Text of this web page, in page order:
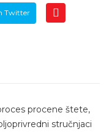
Twitter
procene štete,
stručnjaci